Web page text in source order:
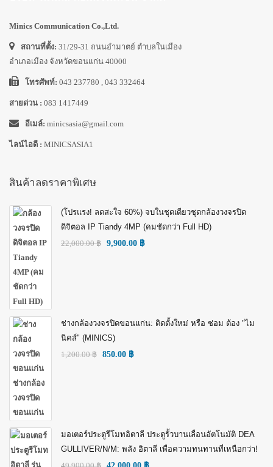
Minics Communication Co.,Ltd.
สถานที่ตั้ง: 31/29-31 ถนนอำมาตย์ ตำบลในเมือง
อำเภอเมือง จังหวัดขอนแก่น 40000
โทรศัพท์: 043 237780 , 043 332464
สายด่วน : 083 1417449
อีเมล์: minicsasia@gmail.com
ไลน์ไอดี : MINICSASIA1
สินค้าลดราคาพิเศษ
(โปรแรง! ลดสะใจ 60%) จบในชุดเดียวชุดกล้องวงจรปิด
ดิจิตอล IP Tiandy 4MP (คมชัดกว่า Full HD)
22,000.00฿ 9,900.00 ฿
ช่างกล้องวงจรปิดขอนแก่น: ติดตั้งใหม่ หรือ ซ่อม ต้อง "ไม
นิคส์" (MINICS)
1,200.00฿ 850.00 ฿
มอเตอร์ประตูรีโมทอิตาลี ประตูรั้วบานเลื่อนอัตโนมัติ DEA
GULLIVER/N/M: พลัง อิตาลี เพื่อความทนทานที่เหนือกว่า!